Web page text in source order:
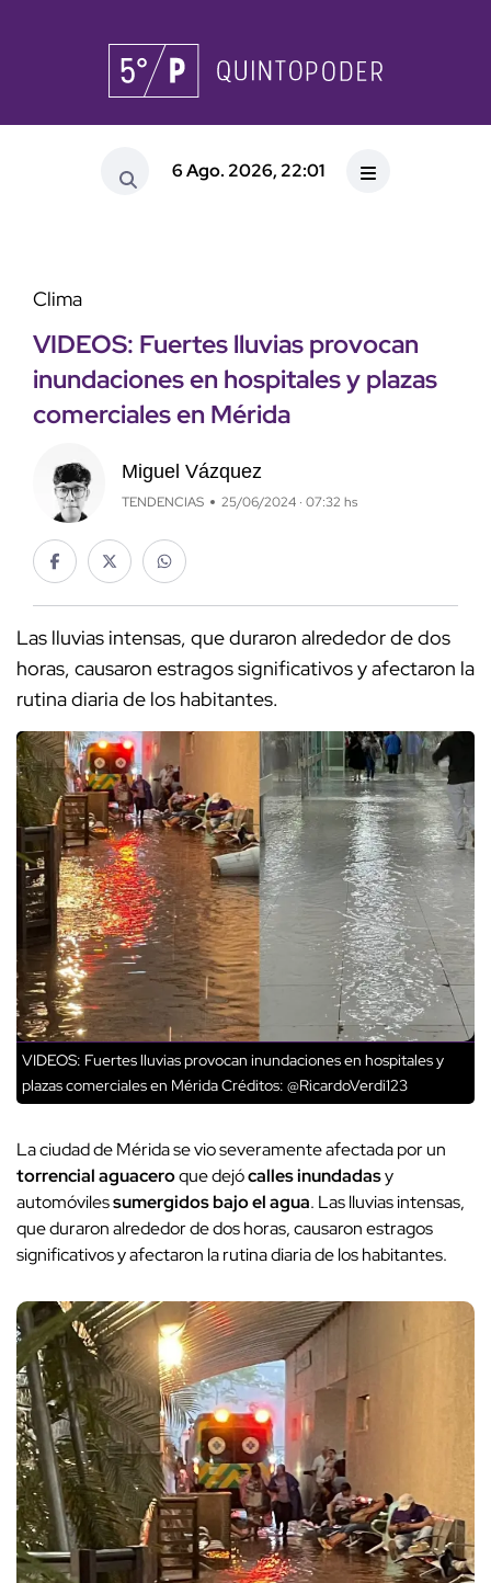
6 Ago. 2026, 22:01
Clima
VIDEOS: Fuertes lluvias provocan
inundaciones en hospitales y plazas
comerciales en Mérida
Miguel Vázquez
TENDENCIAS 25/06/2024 · 07:32 hs
Las lluvias intensas, que duraron alrededor de dos
horas, causaron estragos significativos y afectaron la
rutina diaria de los habitantes.
VIDEOS: Fuertes lluvias provocan inundaciones en hospitales y
plazas comerciales en MéridaCréditos: @RicardoVerdi123
La ciudad de Mérida se vio severamente afectada por un
torrencial aguaceroque dejócalles inundadasy
automóvilessumergidos bajo el agua. Las lluvias intensas,
que duraron alrededor de dos horas, causaron estragos
significativos y afectaron la rutina diaria de los habitantes.